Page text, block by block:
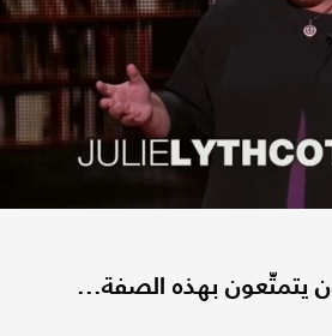
يتمتّعون بهذه الصفة...